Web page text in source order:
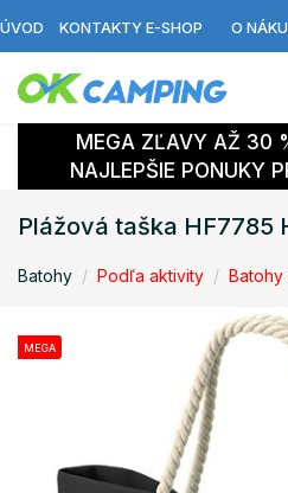
ÚVOD KONTAKTY E-SHOP O
MEGA ZĽAVY AŽ 30
NAJLEPŠIE PONUKY
Plážová taška HF7785
Batohy Podľa aktivity
MEGA